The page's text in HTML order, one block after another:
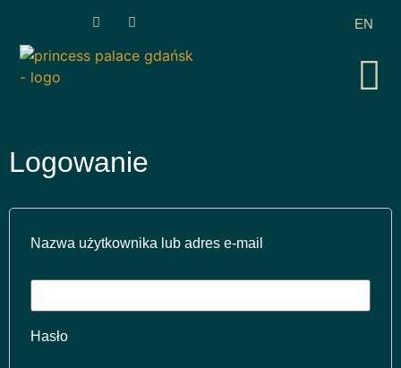
EN
Logowanie
Nazwa użytkownika lub adres e-mail
Hasło